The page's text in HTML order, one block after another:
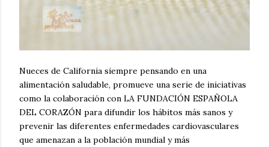
Nueces de California siempre pensando en una
alimentación saludable, promueve una serie de iniciativas
como la colaboración con LA FUNDACIÓN ESPAÑOLA
DEL CORAZÓN para difundir los hábitos más sanos y
prevenir las diferentes enfermedades cardiovasculares
que amenazan a la población mundial y más